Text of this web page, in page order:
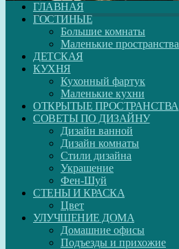
ГЛАВНАЯ
ГОСТИНЫЕ
Большие комнаты
Маленькие пространства
ДЕТСКАЯ
КУХНЯ
Кухонный фартук
Маленькие кухни
ОТКРЫТЫЕ ПРОСТРАНСТВА
СОВЕТЫ ПО ДИЗАЙНУ
Дизайн ванной
Дизайн комнаты
Стили дизайна
Украшение
Фен-Шуй
СТЕНЫ И КРАСКА
Цвет
УЛУЧШЕНИЕ ДОМА
Домашние офисы
Подъезды и прихожие